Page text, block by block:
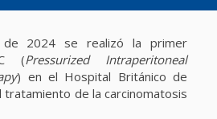
2024 se realizó la primer
(Pressurized Intraperitoneal
) en el Hospital Británico de
tratamiento de la carcinomatosis